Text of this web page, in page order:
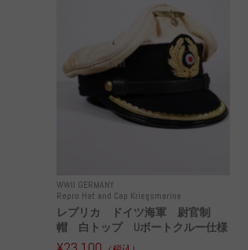
WWII GERMANY
Repro Hat and Cap Kriegsmarine
レプリカ ドイツ海軍 尉官制
帽 白トップ Uボートクルー仕様